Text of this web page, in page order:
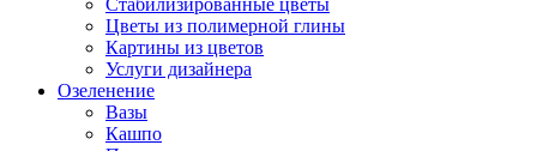
Стабилизированные цветы
Цветы из полимерной глины
Картины из цветов
Услуги дизайнера
Озеленение
Вазы
Кашпо